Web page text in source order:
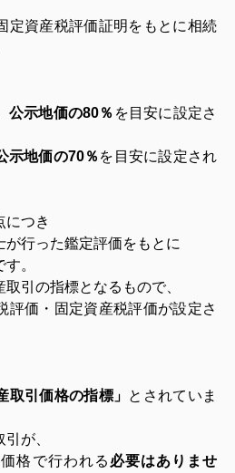
定資産税評価証明をもとに相続
公示地価の80％ を目安に設定さ
示地価の70％ を目安に設定され
につき
が行った鑑定評価をもとに
。
引の指標となるもので、
評価・固定資産税評価が設定さ
取引価格の指標」 とされていま
が、
格で行われる 必要はありませ